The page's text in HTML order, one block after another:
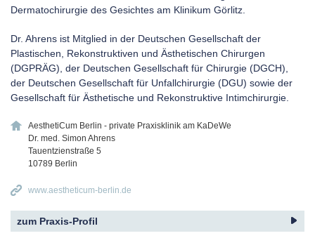
Dermatochirurgie des Gesichtes am Klinikum Görlitz.
Dr. Ahrens ist Mitglied in der Deutschen Gesellschaft der
Plastischen, Rekonstruktiven und Ästhetischen Chirurgen
(DGPRÄG), der Deutschen Gesellschaft für Chirurgie (DGCH),
der Deutschen Gesellschaft für Unfallchirurgie (DGU) sowie der
Gesellschaft für Ästhetische und Rekonstruktive Intimchirurgie.
AesthetiCum Berlin - private Praxisklinik am KaDeWe
Dr. med. Simon Ahrens
Tauentzienstraße 5
10789 Berlin
www.aestheticum-berlin.de
zum Praxis-Profil